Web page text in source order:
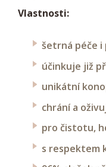
Vlastnosti:
šetrná péče i
účinkuje již
unikátní
chrání a
pro čistotu,
s respektem